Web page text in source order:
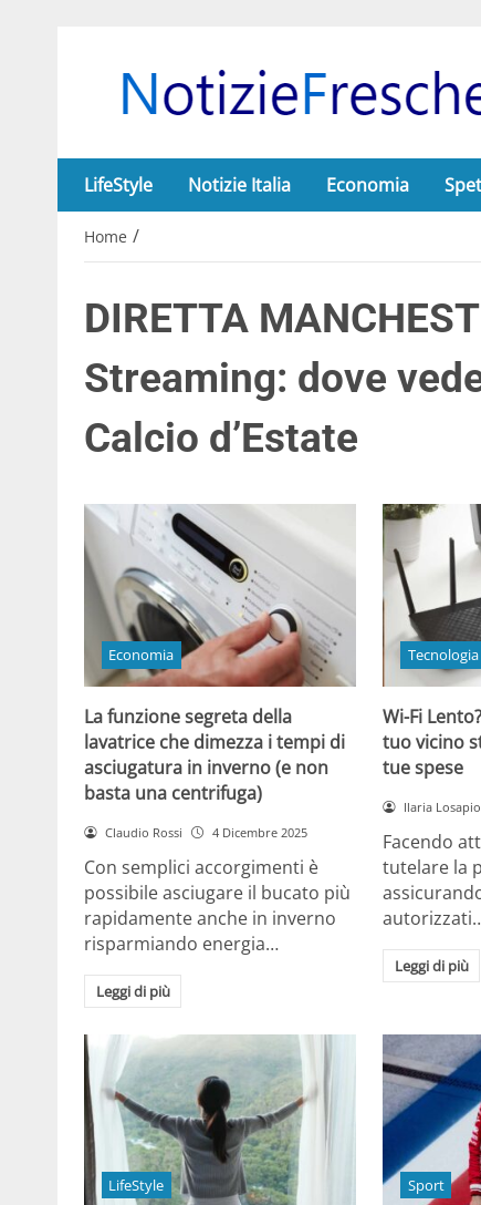
LifeStyle Notizie Italia Economia
Home /
DIRETTA
Streaming: dove
Calcio d’Estate
Economia
La funzione segreta della
lavatrice che dimezza i tempi di
asciugatura in inverno (e non
basta una centrifuga)
Claudio Rossi 4 Dicembre 2025
Con semplici accorgimenti è
possibile asciugare il bucato più
rapidamente anche in inverno
risparmiando energia…
Leggi di più
Tecnologia
Wi-Fi
tuo vicino
tue spese
Ilaria Losapio
Facendo
tutelare la
Leggi di più
LifeStyle Sport